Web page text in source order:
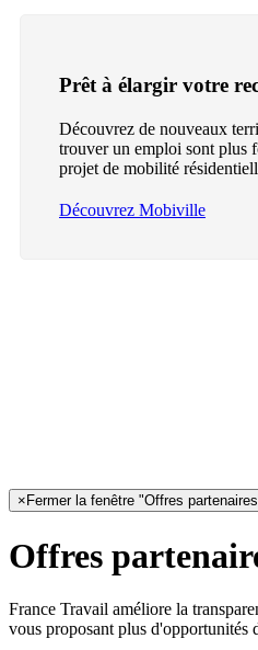
Prêt à élargir votre
Découvrez de nouveaux
trouver un emploi sont plus
projet de mobilité
Découvrez Mobiville
× Fermer la fenêtre "Offres
Offres
France Travail améliore la
vous proposant plus d'opportunités